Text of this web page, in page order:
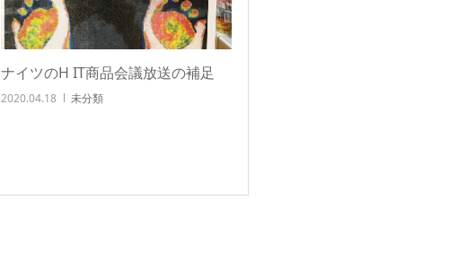
ナイツのH IT商品会議放送の補足
2020.04.18 未分類